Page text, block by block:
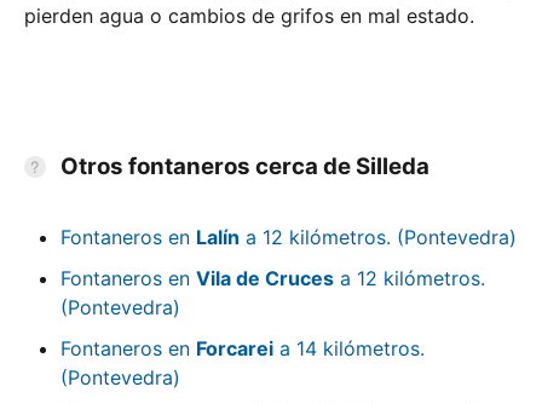
pierden agua o cambios de grifos en mal estado.
Otros fontaneros cerca de Silleda
Fontaneros en Lalín a 12 kilómetros. (Pontevedra)
Fontaneros en Vila de Cruces a 12 kilómetros.
(Pontevedra)
Fontaneros en Forcarei a 14 kilómetros.
(Pontevedra)